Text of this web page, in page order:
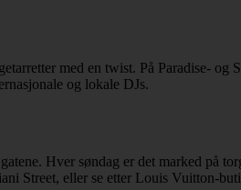
med en twist. På Paradise- og
og lokale DJs.
Hver søndag er det marked på
Street, eller se etter Louis Vuitton-